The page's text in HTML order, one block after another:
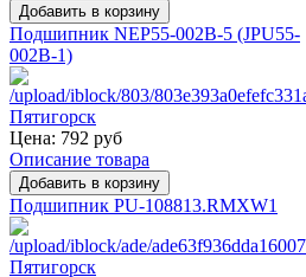
Подшипник NEP55-002B-5 (JPU55-
002B-1)
Цена: 792 руб
Описание товара
Подшипник PU-108813.RMXW1